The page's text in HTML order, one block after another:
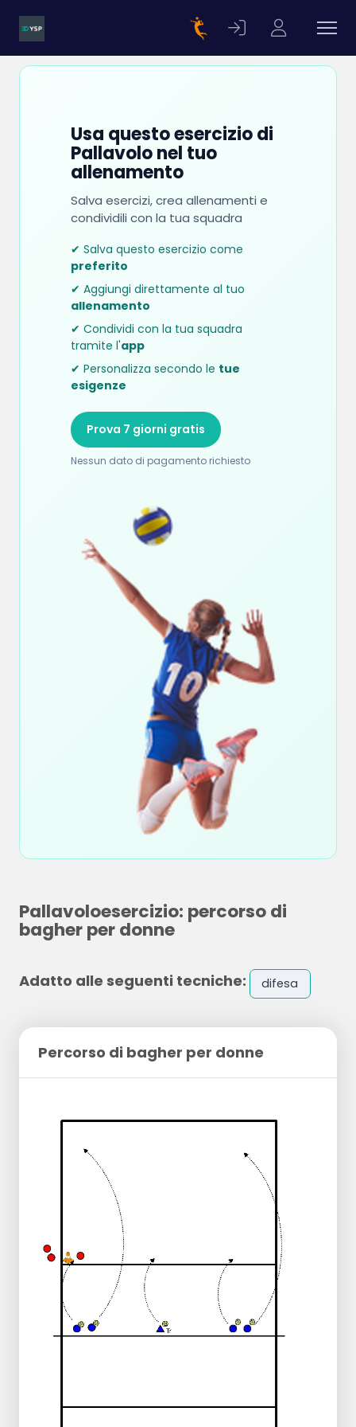
Usa questo esercizio di
Pallavolo nel tuo
allenamento
Salva esercizi, crea allenamenti e
condividili con la tua squadra
✔ Salva questo esercizio come
preferito
✔ Aggiungi direttamente al tuo
allenamento
✔ Condividi con la tua squadra
tramite l'app
✔ Personalizza secondo le tue
esigenze
Prova 7 giorni gratis
Nessun dato di pagamento richiesto
Pallavoloesercizio: percorso di
bagher per donne
Adatto alle seguenti tecniche: difesa
Percorso di bagher per donne